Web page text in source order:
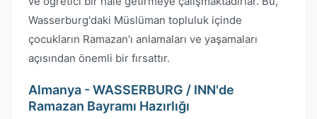
Wasserburg'daki Müslüman topluluk içinde
çocukların Ramazan'ı anlamaları ve yaşamaları
açısından önemli bir fırsattır.
Almanya - WASSERBURG / INN'de
Ramazan Bayramı Hazırlığı